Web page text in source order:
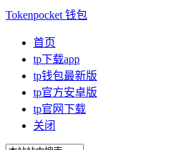
Tokenpocket 钱包
首页
tp下载app
tp钱包最新版
tp官方安卓版
tp官网下载
关闭